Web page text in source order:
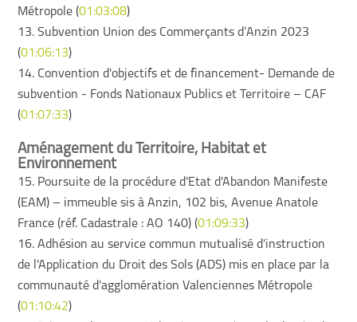
Métropole (01:03:08)
13. Subvention Union des Commerçants d‘Anzin 2023
(01:06:13)
14. Convention d'objectifs et de financement- Demande de
subvention - Fonds Nationaux Publics et Territoire – CAF
(01:07:33)
Aménagement du Territoire, Habitat et
Environnement
15. Poursuite de la procédure d'Etat d'Abandon Manifeste
(EAM) – immeuble sis à Anzin, 102 bis, Avenue Anatole
France (réf. Cadastrale : AO 140) (01:09:33)
16. Adhésion au service commun mutualisé d'instruction
de l'Application du Droit des Sols (ADS) mis en place par la
communauté d'agglomération Valenciennes Métropole
(01:10:42)